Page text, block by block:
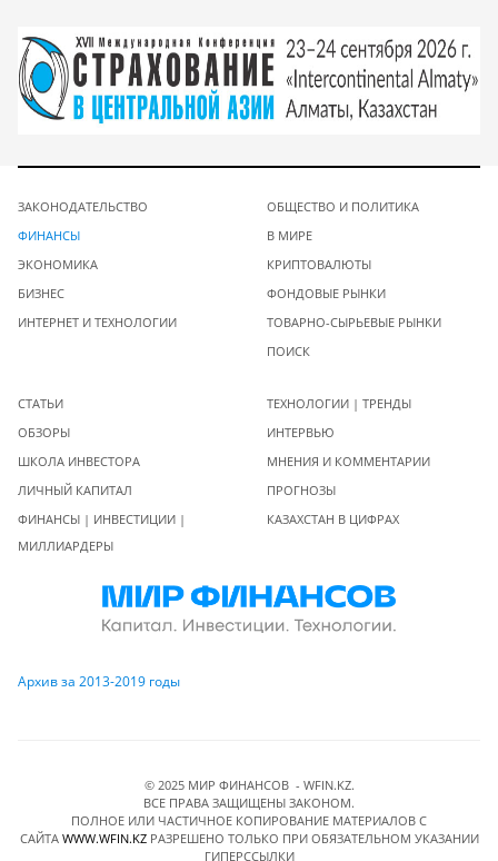
ЗАКОНОДАТЕЛЬСТВО
ФИНАНСЫ
ЭКОНОМИКА
БИЗНЕС
ИНТЕРНЕТ И ТЕХНОЛОГИИ
ОБЩЕСТВО И ПОЛИТИКА
В МИРЕ
КРИПТОВАЛЮТЫ
ФОНДОВЫЕ РЫНКИ
ТОВАРНО-СЫРЬЕВЫЕ РЫНКИ
ПОИСК
СТАТЬИ
ОБЗОРЫ
ШКОЛА ИНВЕСТОРА
ЛИЧНЫЙ КАПИТАЛ
ФИНАНСЫ | ИНВЕСТИЦИИ |
МИЛЛИАРДЕРЫ
ТЕХНОЛОГИИ | ТРЕНДЫ
ИНТЕРВЬЮ
МНЕНИЯ И КОММЕНТАРИИ
ПРОГНОЗЫ
КАЗАХСТАН В ЦИФРАХ
Архив за 2013-2019 годы
© 2025 МИР ФИНАНСОВ - WFIN.KZ.
ВСЕ ПРАВА ЗАЩИЩЕНЫ ЗАКОНОМ.
ПОЛНОЕ ИЛИ ЧАСТИЧНОЕ КОПИРОВАНИЕ МАТЕРИАЛОВ C
САЙТА WWW.WFIN.KZРАЗРЕШЕНО ТОЛЬКО ПРИ ОБЯЗАТЕЛЬНОМ УКАЗАНИИ
ГИПЕРССЫЛКИ